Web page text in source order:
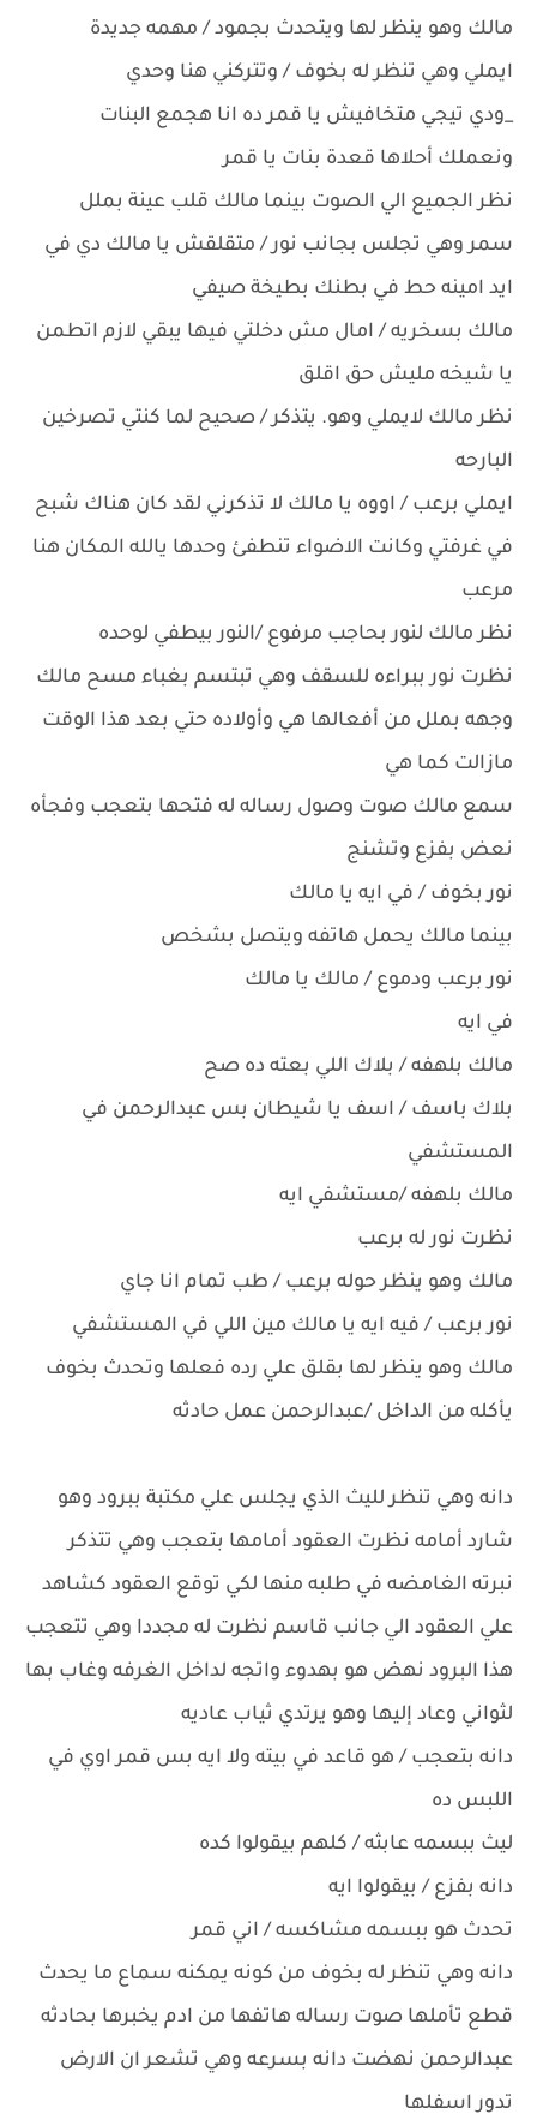
مالك وهو ينظر لها ويتحدث بجمود / مهمه جديدة
ايملي وهي تنظر له بخوف / وتتركني هنا وحدي
_ودي تيجي متخافيش يا قمر ده انا هجمع البنات
ونعملك أحلاها قعدة بنات يا قمر
نظر الجميع الي الصوت بينما مالك قلب عينة بملل
سمر وهي تجلس بجانب نور / متقلقش يا مالك دي في
ايد امينه حط في بطنك بطيخة صيفي
مالك بسخريه / امال مش دخلتي فيها يبقي لازم اتطمن
يا شيخه مليش حق اقلق
نظر مالك لايملي وهو. يتذكر / صحيح لما كنتي تصرخين
البارحه
ايملي برعب / اووه يا مالك لا تذكرني لقد كان هناك شبح
في غرفتي وكانت الاضواء تنطفئ وحدها يالله المكان هنا
مرعب
نظر مالك لنور بحاجب مرفوع /النور بيطفي لوحده
نظرت نور ببراءه للسقف وهي تبتسم بغباء مسح مالك
وجهه بملل من أفعالها هي وأولاده حتي بعد هذا الوقت
مازالت كما هي
سمع مالك صوت وصول رساله له فتحها بتعجب وفجأه
نعض بفزع وتشنج
نور بخوف / في ايه يا مالك
بينما مالك يحمل هاتفه ويتصل بشخص
نور برعب ودموع / مالك يا مالك
في ايه
مالك بلهفه / بلاك اللي بعته ده صح
بلاك باسف / اسف يا شيطان بس عبدالرحمن في
المستشفي
مالك بلهفه /مستشفي ايه
نظرت نور له برعب
مالك وهو ينظر حوله برعب / طب تمام انا جاي
نور برعب / فيه ايه يا مالك مين اللي في المستشفي
مالك وهو ينظر لها بقلق علي رده فعلها وتحدث بخوف
يأكله من الداخل /عبدالرحمن عمل حادثه
دانه وهي تنظر لليث الذي يجلس علي مكتبة ببرود وهو
شارد أمامه نظرت العقود أمامها بتعجب وهي تتذكر
نبرته الغامضه في طلبه منها لكي توقع العقود كشاهد
علي العقود الي جانب قاسم نظرت له مجددا وهي تتعجب
هذا البرود نهض هو بهدوء واتجه لداخل الغرفه وغاب بها
لثواني وعاد إليها وهو يرتدي ثياب عاديه
دانه بتعجب / هو قاعد في بيته ولا ايه بس قمر اوي في
اللبس ده
ليث ببسمه عابثه / كلهم بيقولوا كده
دانه بفزع / بيقولوا ايه
تحدث هو ببسمه مشاكسه / اني قمر
دانه وهي تنظر له بخوف من كونه يمكنه سماع ما يحدث
قطع تأملها صوت رساله هاتفها من ادم يخبرها بحادثه
عبدالرحمن نهضت دانه بسرعه وهي تشعر ان الارض
تدور اسفلها